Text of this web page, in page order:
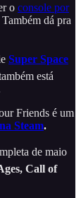
o console por
Também dá pra
Super Space
está
Friends é um
Steam.
de maio
Call of